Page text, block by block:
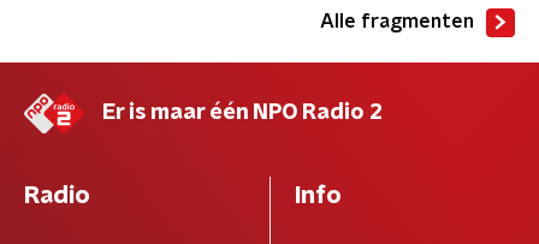
Alle fragmenten
Er is maar één NPO Radio 2
Radio Info